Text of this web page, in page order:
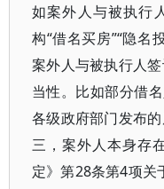
如案外人与被执行
构“借名买房”“隐名
案外人与被执行人
当性。比如部分借
各级政府部门发布
三，案外人本身存
定》第28条第4项关